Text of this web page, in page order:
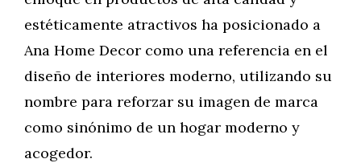
estéticamente atractivos ha posicionado a
Ana Home Decor como una referencia en el
diseño de interiores moderno, utilizando su
nombre para reforzar su imagen de marca
como sinónimo de un hogar moderno y
acogedor.